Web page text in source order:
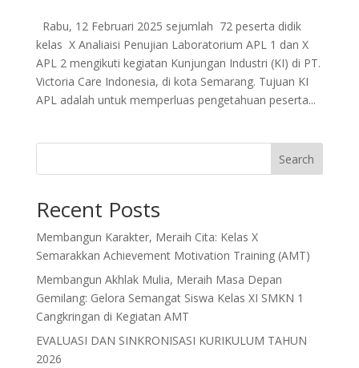
Rabu, 12 Februari 2025 sejumlah 72 peserta didik
kelas X Analiaisi Penujian Laboratorium APL 1 dan X
APL 2 mengikuti kegiatan Kunjungan Industri (KI) di PT.
Victoria Care Indonesia, di kota Semarang. Tujuan KI
APL adalah untuk memperluas pengetahuan peserta...
Search
Recent Posts
Membangun Karakter, Meraih Cita: Kelas X
Semarakkan Achievement Motivation Training (AMT)
Membangun Akhlak Mulia, Meraih Masa Depan
Gemilang: Gelora Semangat Siswa Kelas XI SMKN 1
Cangkringan di Kegiatan AMT
EVALUASI DAN SINKRONISASI KURIKULUM TAHUN
2026